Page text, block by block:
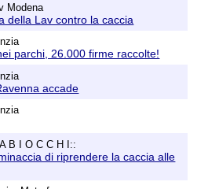
Modena
della Lav contro la caccia
parchi, 26.000 firme raccolte!
accade
B I O C C H I::
di riprendere la caccia alle